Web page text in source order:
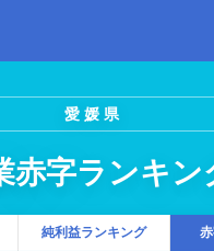
愛媛県
赤字ランキン
純利益ランキング